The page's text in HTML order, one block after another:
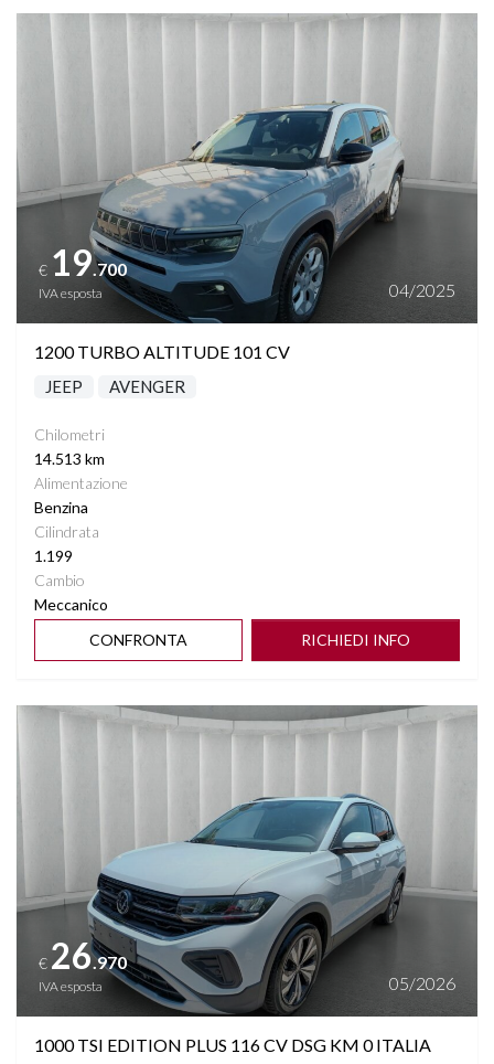
Vedi dettagli
€ 19.700
IVA esposta 04/2025
1200 TURBO ALTITUDE 101 CV
JEEP AVENGER
Chilometri
14.513 km
Alimentazione
Benzina
Cilindrata
1.199
Cambio
Meccanico
CONFRONTA
RICHIEDI INFO
Vedi dettagli
€ 26.970
IVA esposta 05/2026
1000 TSI EDITION PLUS 116 CV DSG KM 0 ITALIA